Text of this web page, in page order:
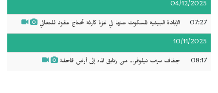
04/12/2025
07:27 الإبادة البيئية المسكوت عنها في غزة كارثة تحتاج عقود للتعافي
10/11/2025
08:17 جفاف سراب نيلوفر... من زنابق الماء إلى أرض قاحلة